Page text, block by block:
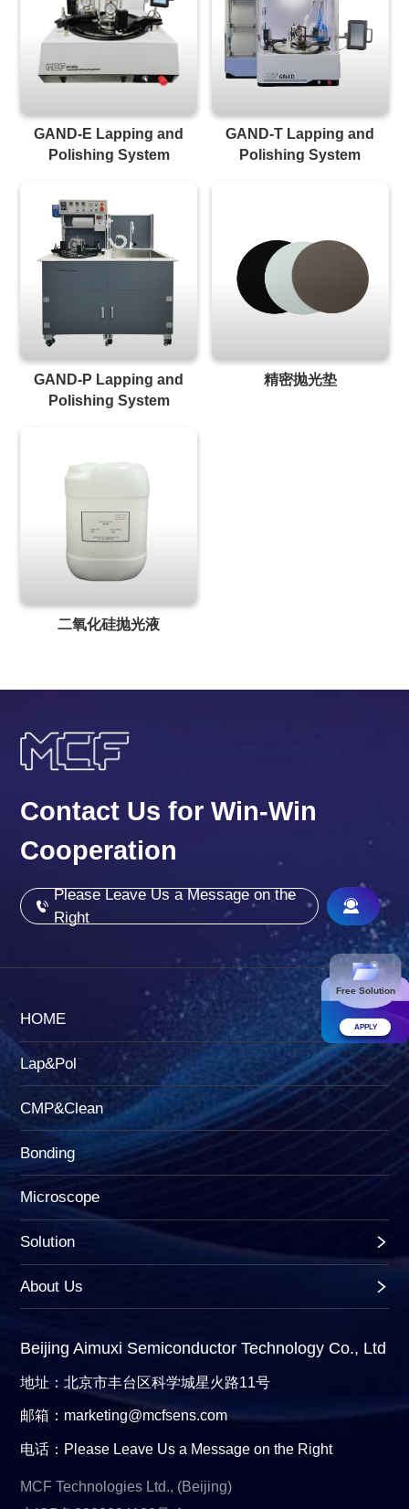
GAND-E Lapping and
Polishing System
GAND-T Lapping and
Polishing System
GAND-P Lapping and
Polishing System
精密抛光垫
二氧化硅抛光液
Free Solution
APPLY
Contact Us for Win-Win
Cooperation
Please Leave Us a Message on the
Right
HOME
Lap&Pol
CMP&Clean
Bonding
Microscope
Solution
About Us
Beijing Aimuxi Semiconductor Technology Co., Ltd
地址：北京市丰台区科学城星火路11号
邮箱：marketing@mcfsens.com
电话：Please Leave Us a Message on the Right
MCF Technologies Ltd., (Beijing)